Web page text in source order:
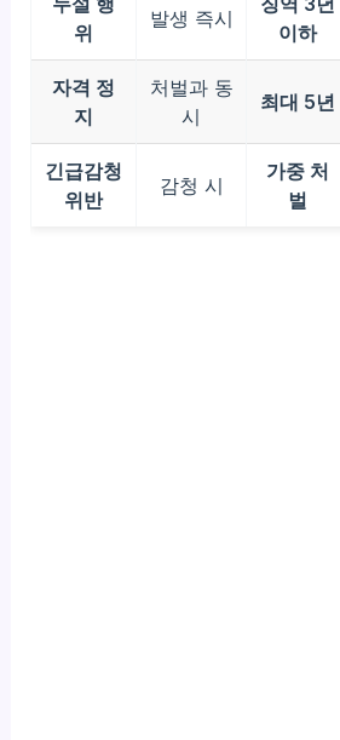
위
발생 즉시
이하
자격 정
지
처벌과 동
시
최대 5년
긴급감청
위반
감청 시
가중 처
벌